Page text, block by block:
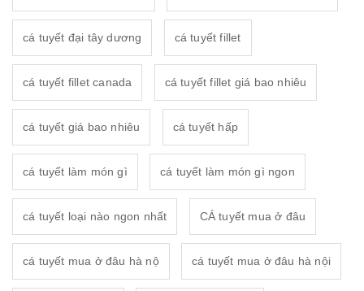
cá tuyết đại tây dương cá tuyết fillet
cá tuyết fillet canada cá tuyết fillet giá bao nhiêu
cá tuyết giá bao nhiêu cá tuyết hấp
cá tuyết làm món gì cá tuyết làm món gì ngon
cá tuyết loại nào ngon nhất CÁ tuyết mua ở đâu
cá tuyết mua ở đâu hà nộ cá tuyết mua ở đâu hà nội